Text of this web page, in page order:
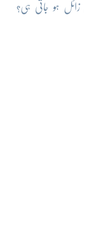
زائل ہو جاتی ہی?